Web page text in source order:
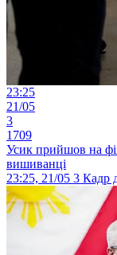
23:25
21/05
3
1709
Усик прийшов на
вишиванці
23:25, 21/05 3 Кадр